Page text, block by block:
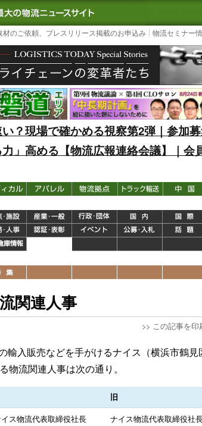
TODAY｜国内最大の物流ニュースサイト
3PL, SCM
材のご依頼、プレスリリース掲載のお申込み 物流セミナー
？現場で確かめる視察第2弾｜参加
」高める【物流広報連絡会議】｜会
関連人事
>> この記事を印
輸入販売などを手がけるナイス（横浜市鶴見
物流関連人事は次の通り。
旧
ス物流代表取締役社長 ナイス物流代表取締役社